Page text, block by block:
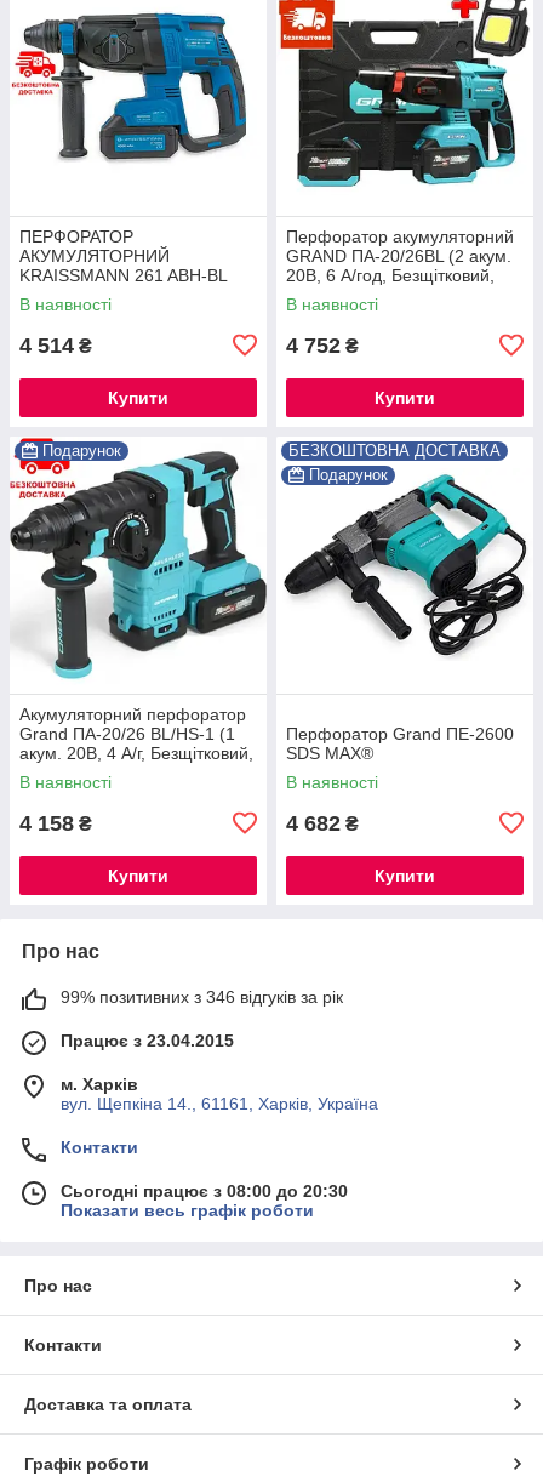
ПЕРФОРАТОР
АКУМУЛЯТОРНИЙ
KRAISSMANN 261 ABH-BL
20/2 MP (M-POWER SERIES
20) ®
В наявності
4 514 ₴
Купити
Перфоратор акумуляторний
GRAND ПА-20/26BL (2 акум.
20В, 6 А/год, Безщітковий,
ЧЕХІЯ)
В наявності
4 752 ₴
Купити
Подарунок
Акумуляторний перфоратор
Grand ПА-20/26 BL/HS-1 (1
акум. 20В, 4 А/г, Безщітковий,
ЧЕХІЯ)
В наявності
4 158 ₴
Купити
БЕЗКОШТОВНА ДОСТАВКА
Подарунок
Перфоратор Grand ПЕ-2600
SDS MAX®
В наявності
4 682 ₴
Купити
Про нас
99% позитивних з 346 відгуків за рік
Працює з 23.04.2015
м. Харків
вул. Щепкіна 14., 61161, Харків, Україна
Контакти
Сьогодні працює з 08:00 до 20:30
Показати весь графік роботи
Про нас
Контакти
Доставка та оплата
Графік роботи